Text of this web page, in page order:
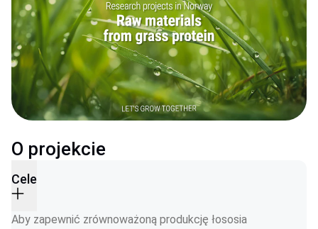
O projekcie
Cele
Aby zapewnić zrównoważoną produkcję łososia